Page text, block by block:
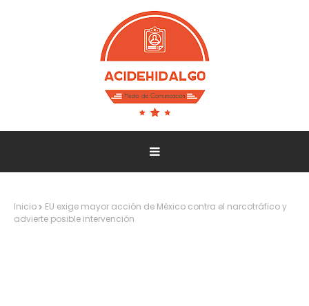
Inicio
EU exige mayor acción de México contra el narcotráfico y
advierte posible intervención